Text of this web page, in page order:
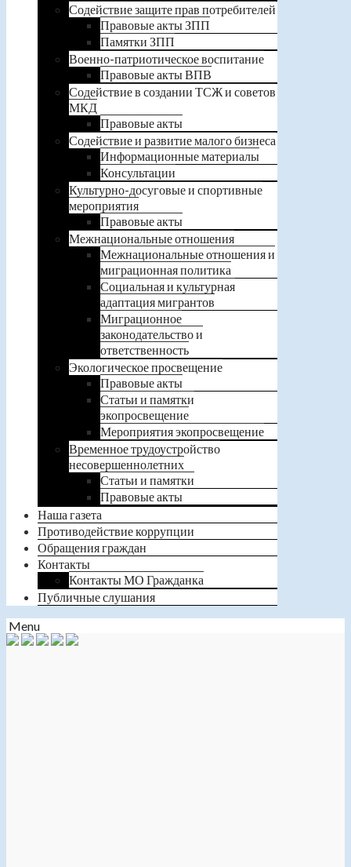
Содействие защите прав потребителей
Правовые акты ЗПП
Памятки ЗПП
Военно-патриотическое воспитание
Правовые акты ВПВ
Содействие в создании ТСЖ и советов
МКД
Правовые акты
Содействие и развитие малого бизнеса
Информационные материалы
Консультации
Культурно-досуговые и спортивные
мероприятия
Правовые акты
Межнациональные отношения
Межнациональные отношения и
миграционная политика
Социальная и культурная
адаптация мигрантов
Миграционное
законодательство и
ответственность
Экологическое просвещение
Правовые акты
Статьи и памятки
экопросвещение
Мероприятия экопросвещение
Временное трудоустройство
несовершеннолетних
Статьи и памятки
Правовые акты
Наша газета
Противодействие коррупции
Обращения граждан
Контакты
Контакты МО Гражданка
Публичные слушания
Menu